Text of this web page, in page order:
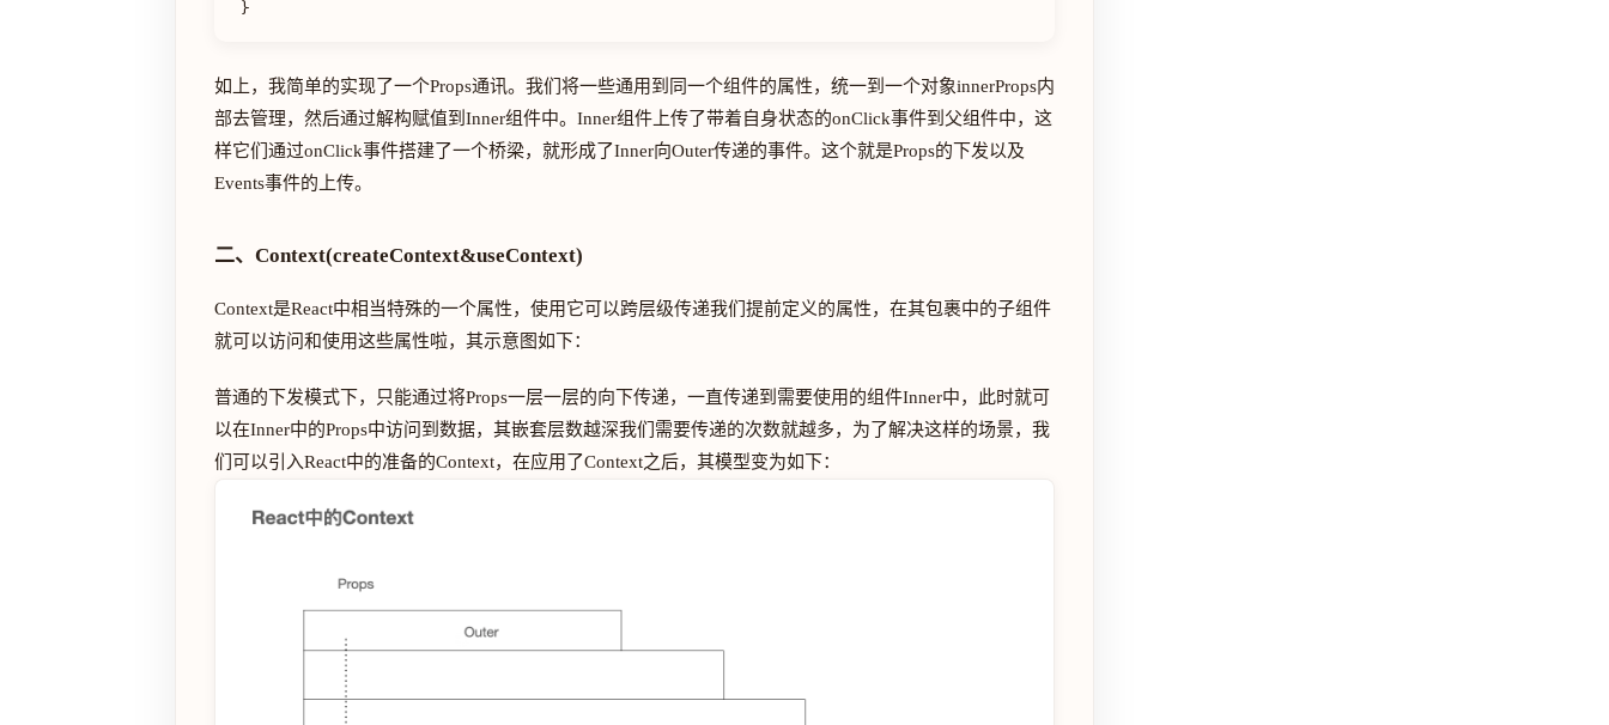
如上，我简单的实现了一个Props通讯。我们将一些通用到同一个组件的属性，统一到一个对象innerProps内
部去管理，然后通过解构赋值到Inner组件中。Inner组件上传了带着自身状态的onClick事件到父组件中，这
样它们通过onClick事件搭建了一个桥梁，就形成了Inner向Outer传递的事件。这个就是Props的下发以及
Events事件的上传。
二、Context(createContext&useContext)
Context是React中相当特殊的一个属性，使用它可以跨层级传递我们提前定义的属性，在其包裹中的子组件
就可以访问和使用这些属性啦，其示意图如下：
普通的下发模式下，只能通过将Props一层一层的向下传递，一直传递到需要使用的组件Inner中，此时就可
以在Inner中的Props中访问到数据，其嵌套层数越深我们需要传递的次数就越多，为了解决这样的场景，我
们可以引入React中的准备的Context，在应用了Context之后，其模型变为如下：